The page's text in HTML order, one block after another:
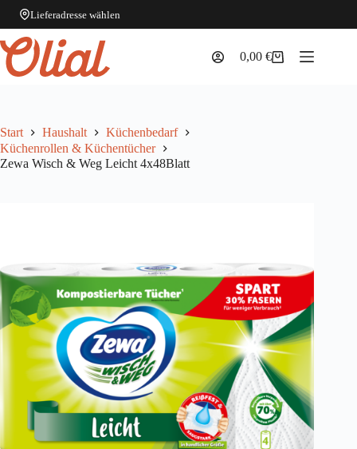
Lieferadresse wählen
Zum
Inhalt
springen
Warenkorb
0,00€
Start Haushalt
Küchenbedarf
Küchenrollen & Küchentücher
Zewa Wisch & Weg Leicht 4x48Blatt